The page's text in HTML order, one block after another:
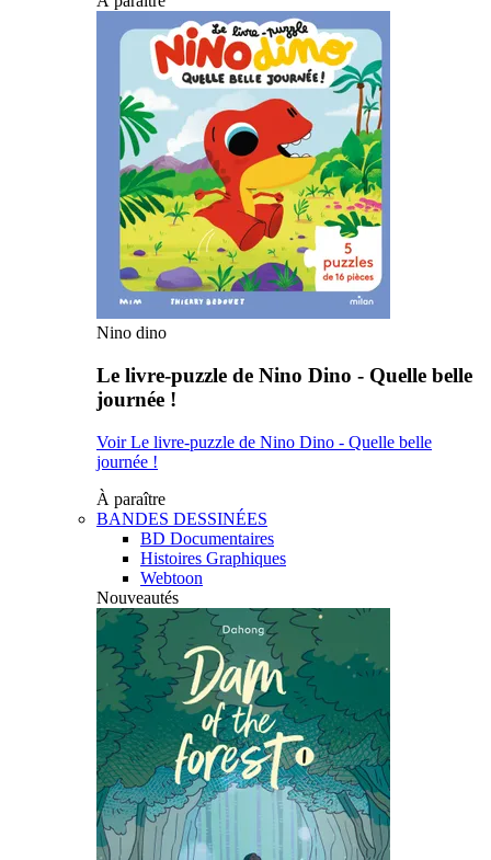
Nino dino
Le livre-puzzle de Nino Dino - Quelle belle
journée !
Voir Le livre-puzzle de Nino Dino - Quelle belle
journée !
À paraître
BANDES DESSINÉES
BD Documentaires
Histoires Graphiques
Webtoon
Nouveautés